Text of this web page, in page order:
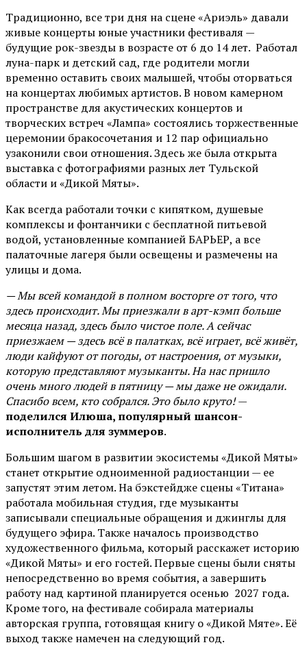
Традиционно, все три дня на сцене«Ариэль» давали
живые концерты юные участники фестиваля —
будущие рок-звезды в возрасте от 6 до 14 лет. Работал
луна-парк и детский сад, где родители могли
временно оставить своих малышей, чтобы оторваться
на концертах любимых артистов. В новом камерном
пространстве для акустических концертов и
творческих встреч «Лампа» состоялись торжественные
церемонии бракосочетания и 12 пар официально
узаконили свои отношения. Здесь же была открыта
выставка с фотографиями разных лет Тульской
области и «Дикой Мяты».
Как всегда работали точки с кипятком, душевые
комплексы и фонтанчики с бесплатной питьевой
водой, установленные компанией БАРЬЕР, а все
палаточные лагеря были освещены и размечены на
улицы и дома.
— Мы всей командой в полном восторге от того, что
здесь происходит. Мы приезжали в арт-кэмп больше
месяца назад, здесь было чистое поле. А сейчас
приезжаем — здесь всё в палатках, всё играет, всё живёт,
люди кайфуют от погоды, от настроения, от музыки,
которую представляют музыканты. На нас пришло
очень много людей в пятницу — мы даже не ожидали.
Спасибо всем, кто собрался. Это было круто!—
поделился Илюша, популярный шансон-
исполнитель для зуммеров.
Большим шагом в развитии экосистемы «Дикой Мяты»
станет открытие одноименной радиостанции — ее
запустят этим летом. На бэкстейдже сцены «Титана»
работала мобильная студия, где музыканты
записывали специальные обращения и джинглы для
будущего эфира. Также началось производство
художественного фильма, который расскажет историю
«Дикой Мяты» и его гостей. Первые сцены были сняты
непосредственно во время события, а завершить
работу над картиной планируется осенью 2027 года.
Кроме того, на фестивале собирала материалы
авторская группа, готовящая книгу о «Дикой Мяте». Её
выход также намечен на следующий год.